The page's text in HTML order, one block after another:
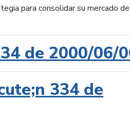
para consolidar su mercado de
de 2000/06/
334 de